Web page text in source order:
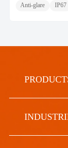
Anti-glare IP67